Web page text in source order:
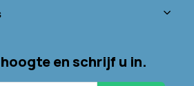
en schrijf u in.